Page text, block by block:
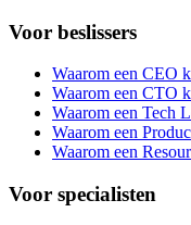
Voor beslissers
Waarom een CEO
Waarom een CTO
Waarom een Tech
Waarom een
Waarom een
Voor specialisten